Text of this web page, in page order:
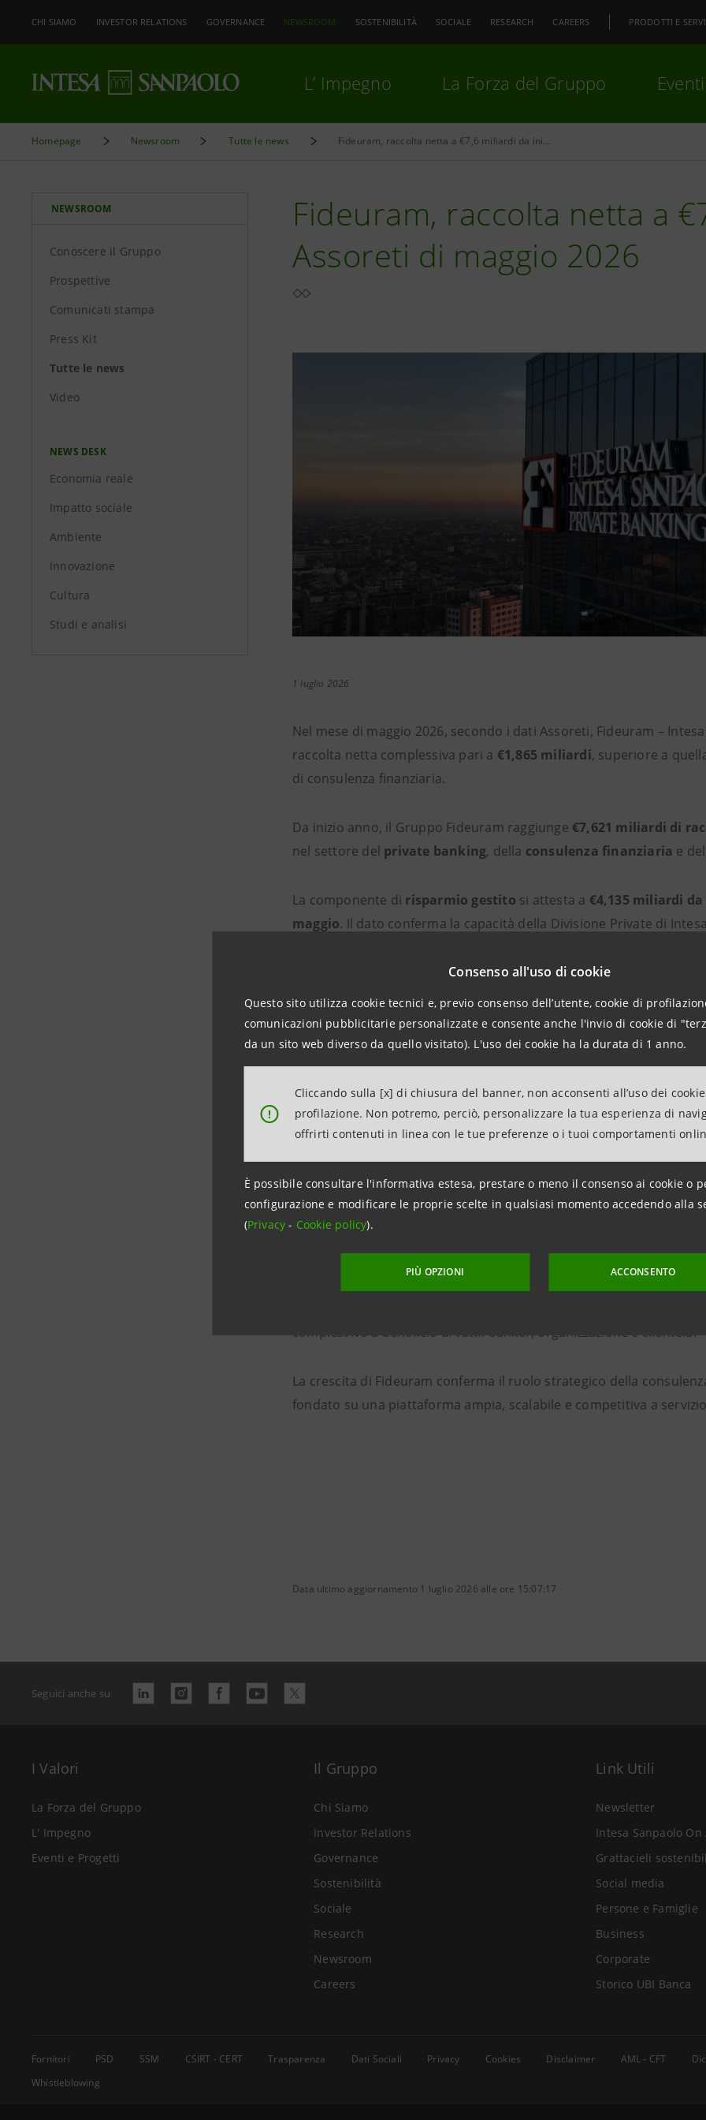
Consenso all'uso di cookie
Questo sito utilizza cookie tecnici e, previo consenso dell’utente, cookie di
comunicazioni pubblicitarie personalizzate e consente anche l'invio di cookie di
da un sito web diverso da quello visitato). L'uso dei cookie ha la durata di 1 anno.
!
Cliccando sulla [x] di chiusura del banner, non acconsenti all’uso dei
profilazione. Non potremo, perciò, personalizzare la tua esperienza di
offrirti contenuti in linea con le tue preferenze o i tuoi comportamenti
È possibile consultare l'informativa estesa, prestare o meno il consenso ai cookie o
configurazione e modificare le proprie scelte in qualsiasi momento accedendo alla
(Privacy- Cookie policy).
PIÙ OPZIONI ACCONSENTO
CHI SIAMO INVESTOR RELATIONS GOVERNANCE NEWSROOM SOSTENIBILITÀ SOCIALE RESEARCH CAREERS PRODOTTI E
L’ Impegno La Forza del Gruppo
Homepage Newsroom Tutte le news Fideuram, raccolta netta a €7,6 miliardi da inizio anno
NEWSROOM
Conoscere il Gruppo
Prospettive
Comunicati stampa
Press Kit
Tutte le news
Video
NEWS DESK
Economia reale
Impatto sociale
Ambiente
Innovazione
Cultura
Studi e analisi
Fideuram, raccolta netta a
Assoreti di maggio 2026
1 luglio 2026
Nel mese di maggio 2026, secondo i dati Assoreti, Fideuram –
raccolta netta complessiva pari a €1,865 miliardi, superiore a
di consulenza finanziaria.
Da inizio anno, il Gruppo Fideuram raggiunge €7,621 miliardi di
nel settore del private banking, della consulenza finanziaria e del
La componente di risparmio gestito si attesta a €4,135 miliardi
maggio. Il dato conferma la capacità della Divisione Private di
Secondo Tommaso Corcos, Responsabile Wealth Management
“confermano la leadership di Fideuram – Intesa Sanpaolo Private
del Gruppo di operare con “competenza, visione di lungo periodo
pianificazione finanziaria e patrimoniale della clientela”.
In questo contesto si inserisce anche l’operazione annunciata l’8
Paschi di Siena.
Corcos sottolinea che, qualora perfezionata, potrà “rafforzare
opportunità di servizio alla clientela e consolidando il ruolo del
piattaforma di riferimento a livello europeo.
Allo stesso tempo, saranno messi a disposizione dei
più evoluti, creando le condizioni per valorizzarne ulteriormente il
complessivo a beneficio di tutti: banker, organizzazione e clientela.
La crescita di Fideuram conferma il ruolo strategico della
fondato su una piattaforma ampia, scalabile e competitiva a
Data ultimo aggiornamento 1 luglio 2026 alle ore 15:07:17
Seguici anche su
I Valori
La Forza del Gruppo
L' Impegno
Eventi e Progetti
Il Gruppo
Chi Siamo
Investor Relations
Governance
Sostenibilità
Sociale
Research
Newsroom
Careers
Link Utili
Newsletter
Intesa Sanpaolo On
Grattacieli
Social media
Persone e Famiglie
Business
Corporate
Storico UBI Banca
Fornitori PSD SSM CSIRT - CERT Trasparenza Dati Sociali Privacy Cookies Disclaimer AML - CFT
Whistleblowing